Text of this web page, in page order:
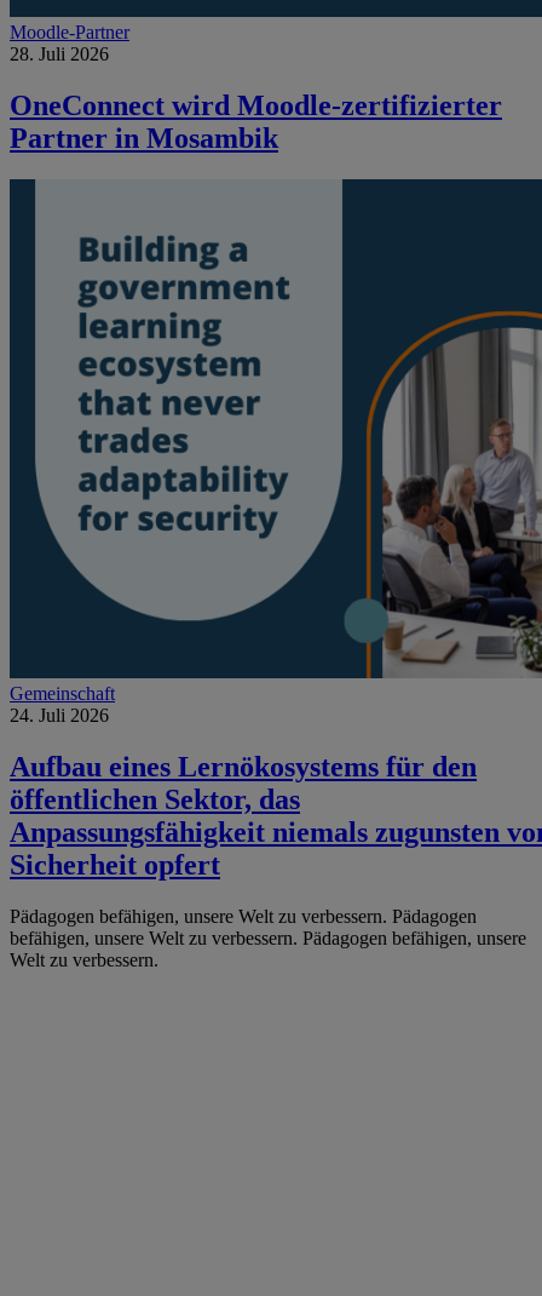
Moodle-Partner
28. Juli 2026
OneConnect wird Moodle-zertifizierter
Partner in Mosambik
Gemeinschaft
24. Juli 2026
Aufbau eines Lernökosystems für den
öffentlichen Sektor, das
Anpassungsfähigkeit niemals zugunsten
Sicherheit opfert
Pädagogen befähigen, unsere Welt zu verbessern. Pädagogen
befähigen, unsere Welt zu verbessern. Pädagogen befähigen, unsere
Welt zu verbessern.